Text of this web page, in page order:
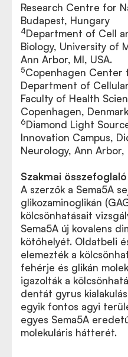
Research Centre for
Budapest, Hungary
4Department of Cell
Biology, University of
Ann Arbor, MI, USA.
5Copenhagen Center
Department of
Faculty of Health
Copenhagen, Denmark
6Diamond Light
Innovation Campus,
Neurology, Ann Arbor,
Szakmai összefoglaló
A szerzők a Sema5A
glikozaminoglikán
kölcsönhatásait
Sema5A új kovalens
kötőhelyét. Oldatbeli
elemezték a
fehérje és glikán
igazolták a
dentát gyrus
egyik fontos agyi
egyes Sema5A
molekuláris hátterét.